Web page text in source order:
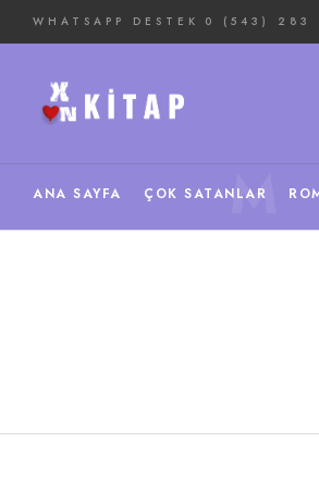
WHATSAPP DESTEK 0 (543) 283
ANA SAYFA ÇOK SATANLAR